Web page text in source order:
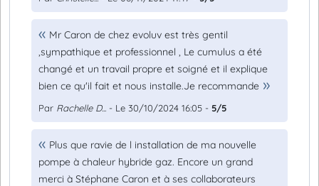
Mr Caron de chez evoluv est très gentil
,sympathique et professionnel , Le cumulus a été
changé et un travail propre et soigné et il explique
bien ce qu'il fait et nous installe.Je recommande
Par Rachelle D... - Le 30/10/2024 16:05 - 5/5
Plus que ravie de l installation de ma nouvelle
pompe à chaleur hybride gaz. Encore un grand
merci à Stéphane Caron et à ses collaborateurs